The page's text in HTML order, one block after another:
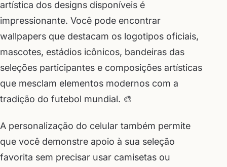
artística dos designs disponíveis é
impressionante. Você pode encontrar
wallpapers que destacam os logotipos oficiais,
mascotes, estádios icônicos, bandeiras das
seleções participantes e composições artísticas
que mesclam elementos modernos com a
tradição do futebol mundial. 🎨
A personalização do celular também permite
que você demonstre apoio à sua seleção
favorita sem precisar usar camisetas ou